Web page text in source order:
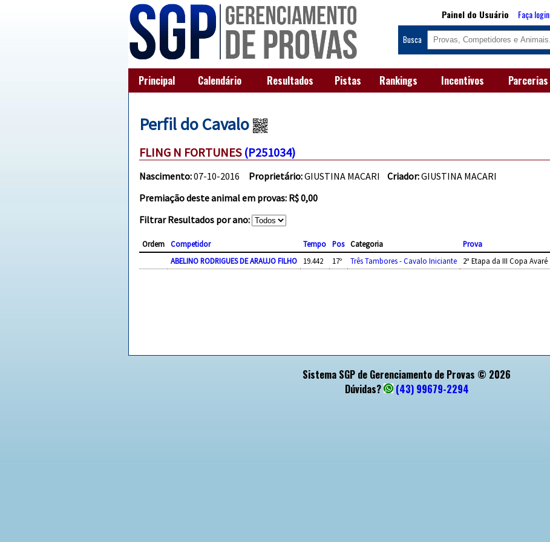
Painel do Usuário Faça login
Busca
Principal Calendário Resultados Pistas Rankings Incentivos Parcerias
Perfil do Cavalo
FLING N FORTUNES (P251034)
Nascimento:07-10-2016 Proprietário:GIUSTINA MACARICriador:GIUSTINA MACARI
Premiação deste animal em provas: R$ 0,00
Filtrar Resultados por ano:
Ordem Competidor Tempo Pos Categoria Prova
ABELINO RODRIGUES DE ARAUJO FILHO
19.442 17º Três Tambores - Cavalo Iniciante 2ª Etapa da III Copa Avaré
Sistema SGP de Gerenciamento de Provas © 2026
Dúvidas?
(43) 99679-2294